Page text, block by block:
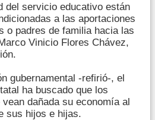
del servicio educativo están
a las aportaciones
o padres de familia hacia las
Vinicio Flores Chávez,
gubernamental -refirió-, el
ha buscado que los
dañada su economía al
sus hijos e hijas.